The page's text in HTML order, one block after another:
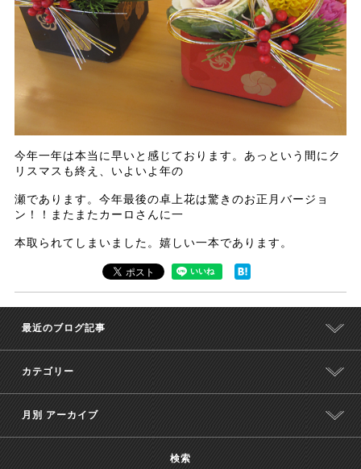
今年一年は本当に早いと感じております。あっという間にク
リスマスも終え、いよいよ年の
瀬であります。今年最後の卓上花は驚きのお正月バージョ
ン！！またまたカーロさんに一
本取られてしまいました。嬉しい一本であります。
最近のブログ記事
カテゴリー
月別 アーカイブ
検索